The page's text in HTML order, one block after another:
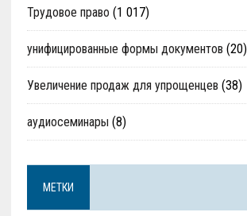
Трудовое право (1 017)
унифицированные формы документов (20)
Увеличение продаж для упрощенцев (38)
аудиосеминары (8)
МЕТКИ